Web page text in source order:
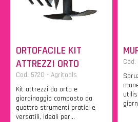
ORTOFACILE KIT
ATTREZZI ORTO
Cod. 5720 - Agritools
Kit attrezzi da orto e
giardinaggio composto da
quattro strumenti pratici e
versatili, ideali per...